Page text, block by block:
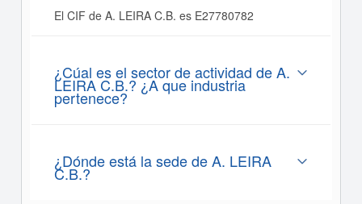
El CIF de A. LEIRA C.B. es E27780782
¿Cúal es el sector de actividad de A.
LEIRA C.B.? ¿A que industria
pertenece?
¿Dónde está la sede de A. LEIRA
C.B.?